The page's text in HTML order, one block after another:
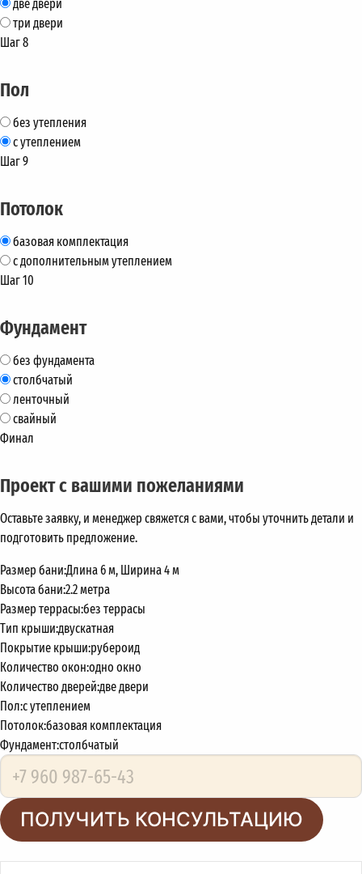
три двери
Шаг 8
Пол
без утепления
с утеплением
Шаг 9
Потолок
базовая комплектация
с дополнительным утеплением
Шаг 10
Фундамент
без фундамента
столбчатый
ленточный
свайный
Финал
Проект с вашими пожеланиями
Оставьте заявку, и менеджер свяжется с вами, чтобы уточнить детали и
подготовить предложение.
Размер бани:Длина 6 м, Ширина 4 м
Высота бани:2.2 метра
Размер террасы:без террасы
Тип крыши:двускатная
Покрытие крыши:рубероид
Количество окон:одно окно
Количество дверей:две двери
Пол:с утеплением
Потолок:базовая комплектация
Фундамент:столбчатый
ПОЛУЧИТЬ КОНСУЛЬТАЦИЮ